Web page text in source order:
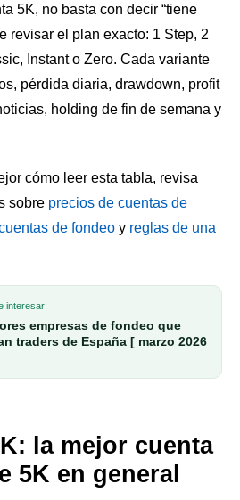
5K, no basta con decir “tiene
revisar el plan exacto: 1 Step, 2
Instant o Zero. Cada variante
pérdida diaria, drawdown, profit
holding de fin de semana y
cómo leer esta tabla, revisa
sobre precios de cuentas de
de fondeo y reglas de una
interesar:
empresas de fondeo que
traders de España [ marzo 2026
la mejor cuenta
5K en general